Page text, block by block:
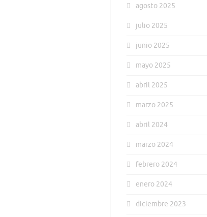
agosto 2025
julio 2025
junio 2025
mayo 2025
abril 2025
marzo 2025
abril 2024
marzo 2024
febrero 2024
enero 2024
diciembre 2023